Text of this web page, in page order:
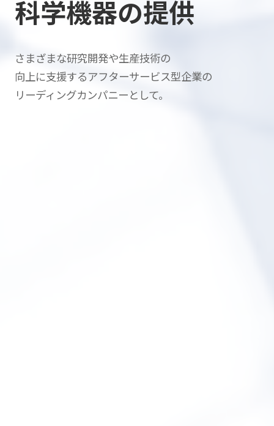
科学機器の提供
さまざまな研究開発や生産技術の
向上に支援するアフターサービス型企業の
リーディングカンパニーとして。